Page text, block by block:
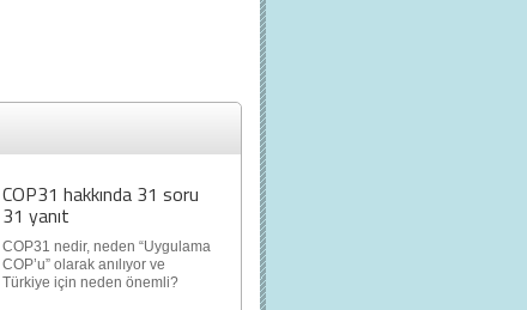
COP31 hakkında 31 soru
31 yanıt
COP31 nedir, neden “Uygulama
COP’u” olarak anılıyor ve
Türkiye için neden önemli?